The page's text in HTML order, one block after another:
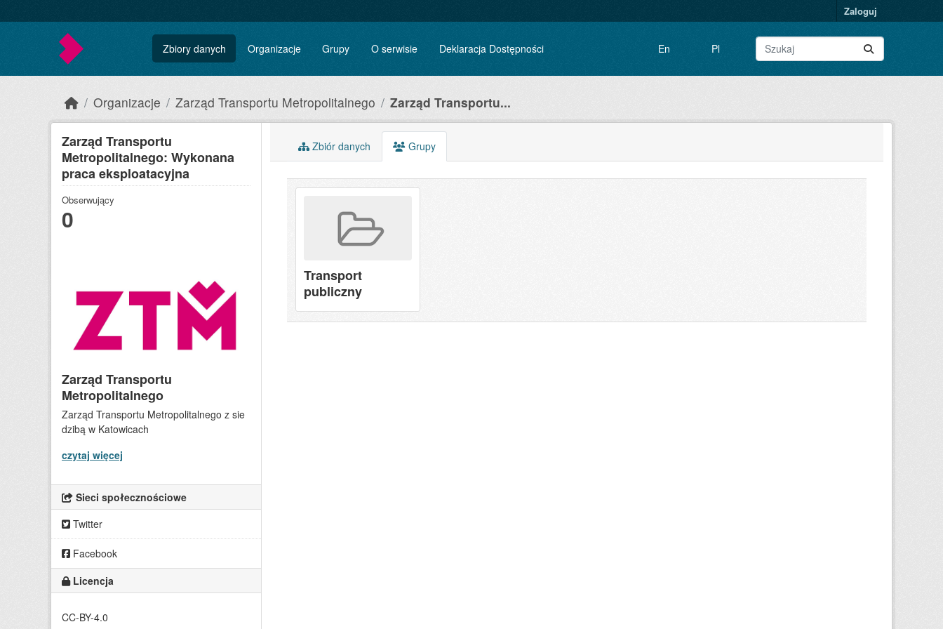
Zaloguj
Zbiory danych Organizacje Grupy O serwisie Deklaracja Dostępności En Pl
Organizacje Zarząd Transportu Metropolitalnego Zarząd Transportu...
Zarząd Transportu
Metropolitalnego: Wykonana
praca eksploatacyjna
Obserwujący
0
Zarząd Transportu
Metropolitalnego
Zarząd Transportu Metropolitalnego z sie
dzibą w Katowicach
czytaj więcej
Sieci społecznościowe
Twitter
Facebook
Licencja
CC-BY-4.0
Zbiór danych Grupy
Transport
publiczny